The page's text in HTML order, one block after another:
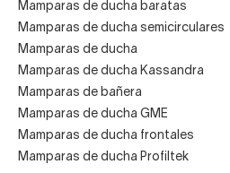
Mamparas de ducha baratas
Mamparas de ducha semicirculares
Mamparas de ducha
Mamparas de ducha Kassandra
Mamparas de bañera
Mamparas de ducha GME
Mamparas de ducha frontales
Mamparas de ducha Profiltek